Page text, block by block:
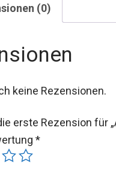
(0)
keine Rezensionen.
erste Rezension für
*